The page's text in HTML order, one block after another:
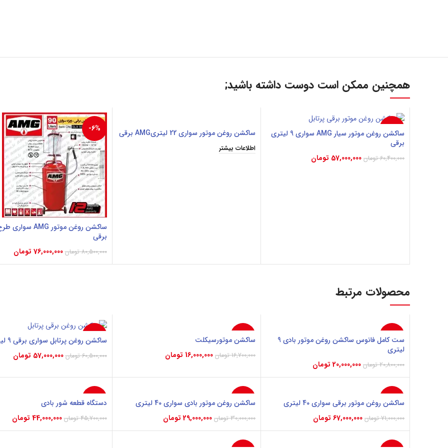
همچنین ممکن است دوست داشته باشید;
-6%
ساکشن روغن موتور سیار AMG سواری 9 لیتری
برقی
60,400,000 تومان 57,000,000 تومان
ساکشن روغن موتور سواری 22 لیتریAMG برقی
اطلاعات بیشتر
-6%
برقی
80,500,000 تومان 76,000,000 تومان
افزودن به سبد خرید
محصولات مرتبط
-4%
ست کامل فانوس ساکشن روغن موتور بادی 9
لیتری
20,800,000 تومان 20,000,000 تومان
افزودن به سبد خرید
-4%
ساکشن موتورسیکلت
16,700,000 تومان 16,000,000 تومان
-6%
ساکشن روغن پرتابل سواری برقی 9 لیتری
60,500,000 تومان 57,000,000 تومان
-6%
ساکشن روغن موتور برقی سواری 40 لیتری
71,000,000 تومان 67,000,000 تومان
افزودن به سبد خرید
-3%
ساکشن روغن موتور بادی سواری 40 لیتری
30,000,000 تومان 29,000,000 تومان
افزودن به سبد خرید
-4%
دستگاه قطعه شور بادی
45,700,000 تومان 44,000,000 تومان
افزودن به سبد خرید